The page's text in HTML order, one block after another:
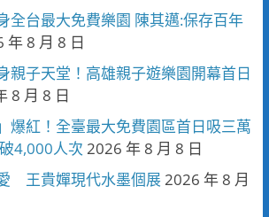
全台最大免費樂園 陳其邁:保存百年
年 8 月 8 日
親子天堂！高雄親子遊樂園開幕首日
8 月 8 日
爆紅！全臺最大免費園區首日吸三萬
4,000人次 2026 年 8 月 8 日
王貴嬋現代水墨個展2026 年 8 月